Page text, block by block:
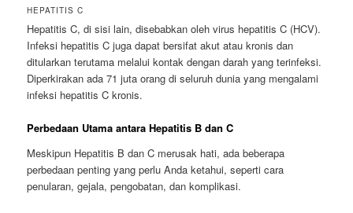
HEPATITIS C
Hepatitis C, di sisi lain, disebabkan oleh virus hepatitis C (HCV).
Infeksi hepatitis C juga dapat bersifat akut atau kronis dan
ditularkan terutama melalui kontak dengan darah yang terinfeksi.
Diperkirakan ada 71 juta orang di seluruh dunia yang mengalami
infeksi hepatitis C kronis.
Perbedaan Utama antara Hepatitis B dan C
Meskipun Hepatitis B dan C merusak hati, ada beberapa
perbedaan penting yang perlu Anda ketahui, seperti cara
penularan, gejala, pengobatan, dan komplikasi.